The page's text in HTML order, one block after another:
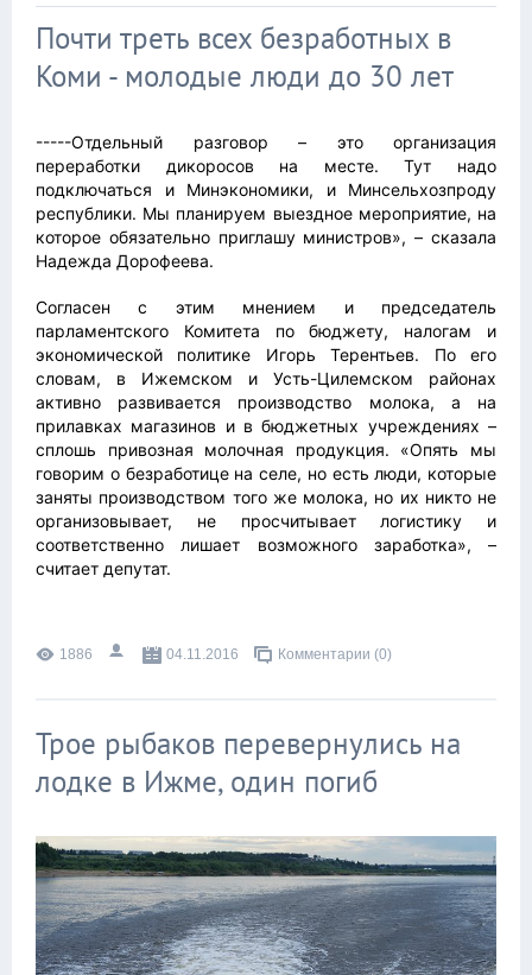
Почти треть всех безработных в
Коми - молодые люди до 30 лет
-----Отдельный разговор – это организация
переработки дикоросов на месте. Тут надо
подключаться и Минэкономики, и Минсельхозпроду
республики. Мы планируем выездное мероприятие, на
которое обязательно приглашу министров», – сказала
Надежда Дорофеева.
Согласен с этим мнением и председатель
парламентского Комитета по бюджету, налогам и
экономической политике Игорь Терентьев. По его
словам, в Ижемском и Усть-Цилемском районах
активно развивается производство молока, а на
прилавках магазинов и в бюджетных учреждениях –
сплошь привозная молочная продукция. «Опять мы
говорим о безработице на селе, но есть люди, которые
заняты производством того же молока, но их никто не
организовывает, не просчитывает логистику и
соответственно лишает возможного заработка», –
считает депутат.
1886 04.11.2016 Комментарии (0)
Трое рыбаков перевернулись на
лодке в Ижме, один погиб